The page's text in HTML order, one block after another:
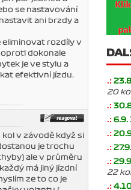
se nastavování
ani brzdy a
eliminovat rozdíly v
dokonale
je ve stylu a
efektivní jízdu.
v závodě když si
je trochu
ale v průměru
má jiný jízdní
ze to co je
.:
20
.:
.: 6.9.
.:
.:
.:
22 kol
.: